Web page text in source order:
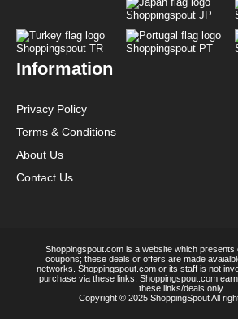
Shoppingspout JP
Shoppingspout TR Shoppingspout PT
Information
Privacy Policy
Terms & Conditions
About Us
Contact Us
Shoppingspout.com is a website which
coupons; these deals or offers are made
networks. Shoppingspout.com or its staff is not
purchase via these links, Shoppingspout.com
these links/deals only.
Copyright © 2025 ShoppingSpout All